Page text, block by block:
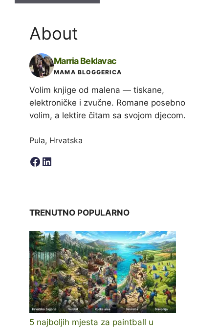
About
Marria Beklavac
MAMA BLOGGERICA
Volim knjige od malena — tiskane,
elektroničke i zvučne. Romane posebno
volim, a lektire čitam sa svojom djecom.
Pula, Hrvatska
Facebook
LinkedIn
TRENUTNO POPULARNO
5 najboljih mjesta za paintball u